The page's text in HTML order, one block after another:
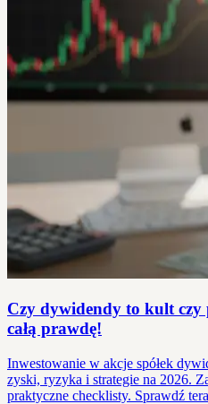
Czy dywidendy to kult
całą prawdę!
Inwestowanie w akcje spółek
zyski, ryzyka i strategie na 2026.
praktyczne checklisty. Sprawdź